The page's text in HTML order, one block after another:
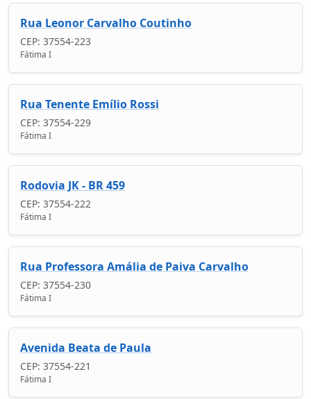
Rua Leonor Carvalho Coutinho
CEP: 37554-223
Fátima I
Rua Tenente Emílio Rossi
CEP: 37554-229
Fátima I
Rodovia JK - BR 459
CEP: 37554-222
Fátima I
Rua Professora Amália de Paiva Carvalho
CEP: 37554-230
Fátima I
Avenida Beata de Paula
CEP: 37554-221
Fátima I